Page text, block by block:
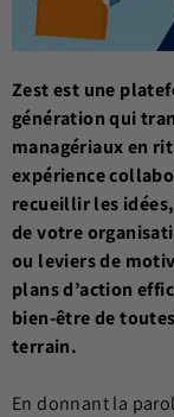
Zest est une
génération qui
managériaux en
expérience
recueillir les
de votre
ou leviers de
plans d’action
bien-être de
terrain.
En donnant la